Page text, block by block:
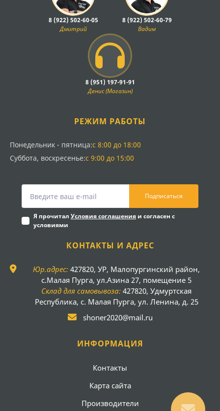
8 (922) 502-60-05
Дмитрий
8 (922) 502-60-79
Вадим
8 (951) 197-91-91
Денис (Магазин)
РЕЖИМ РАБОТЫ
Понедельник - пятница:с 8:00 до 18:00
Суббота, воскресенье:с 9:00 до 15:00
Подписаться
Я прочитал Условия соглашения и согласен с
условиями
КОНТАКТЫ И АДРЕС
Юр.адрес: 427820, УР, Малопургинский район,
с.Малая Пурга, ул.Азина 27, помещение 5
Склад для самовывоза: 427820, Удмуртская
Республика, с. Малая Пурга, ул. Ленина, д. 25
shoner2020@mail.ru
ИНФОРМАЦИЯ
Контакты
Карта сайта
Производители